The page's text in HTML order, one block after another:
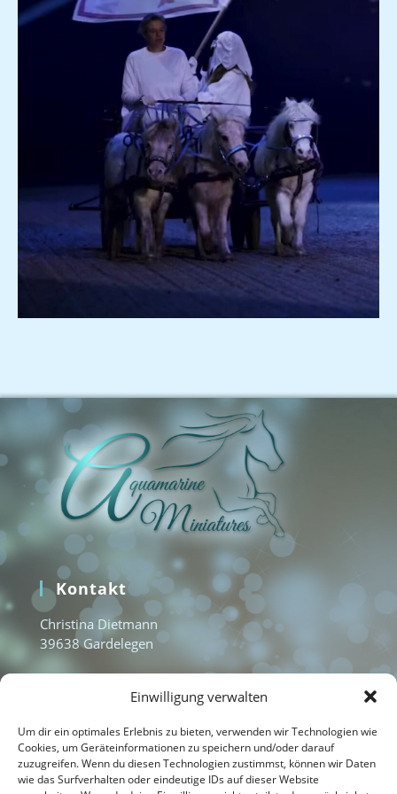
Einwilligung verwalten
Um dir ein optimales Erlebnis zu bieten, verwenden wir Technologien wie
Cookies, um Geräteinformationen zu speichern und/oder darauf
zuzugreifen. Wenn du diesen Technologien zustimmst, können wir Daten
wie das Surfverhalten oder eindeutige IDs auf dieser Website
Kontakt
Christina Dietmann
39638 Gardelegen
info@aquamarine-miniatures.com
Home